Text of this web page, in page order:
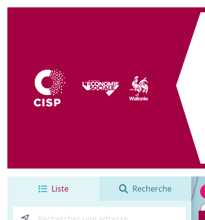
Liste Recherche
−